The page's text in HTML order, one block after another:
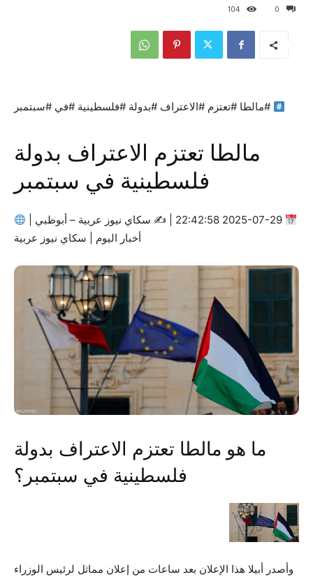
0
104
#مالطا #تعتزم #الاعتراف #بدولة #فلسطينية #في #سبتمبر
مالطا تعتزم الاعتراف بدولة
فلسطينية في سبتمبر
سكاي نيوز عربية – أبوظبي |
أخبار اليوم | سكاي نيوز عربية
ما هو مالطا تعتزم الاعتراف بدولة
فلسطينية في سبتمبر؟
وأصدر أبيلا هذا الإعلان بعد ساعات من إعلان مماثل لرئيس الوزراء